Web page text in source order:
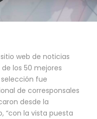
web de noticias
los 50 mejores
fue
de corresponsales
desde la
“con la vista puesta